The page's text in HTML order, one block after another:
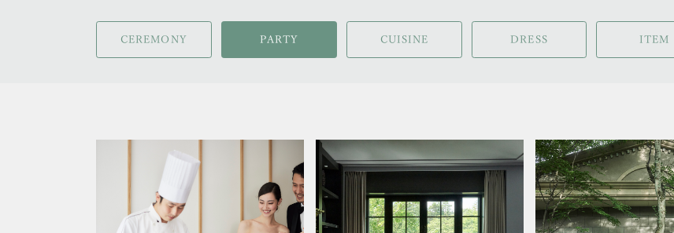
CEREMONY PARTY CUISINE DRESS ITEM